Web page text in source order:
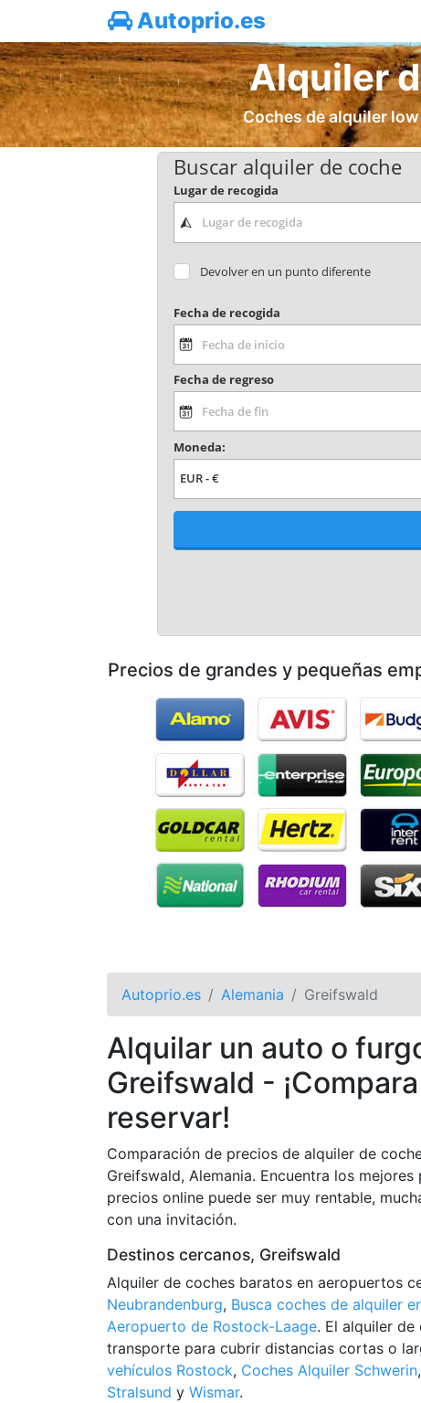
Autoprio.es
Alquiler
Coches de alquiler
Precios de grandes y pequeñas
Autoprio.es Alemania Greifswald
Alquilar un auto o
Greifswald -
reservar!
Comparación de precios de alquiler de
Greifswald, Alemania. Encuentra los
precios online puede ser muy rentable,
con una invitación.
Destinos cercanos, Greifswald
Alquiler de coches baratos en aeropuertos
Neubrandenburg, Busca coches de alquiler
Aeropuerto de Rostock-Laage. El alquiler
transporte para cubrir distancias cortas o
vehículos Rostock, Coches Alquiler Schwerin,
Stralsund y Wismar.